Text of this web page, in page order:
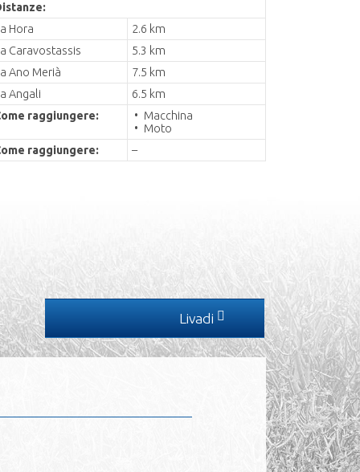
Hora
2.6 km
Caravostassis
5.3 km
Ano Merià
7.5 km
Angali
6.5 km
raggiungere:
Macchina
Moto
raggiungere:
–
Livadi